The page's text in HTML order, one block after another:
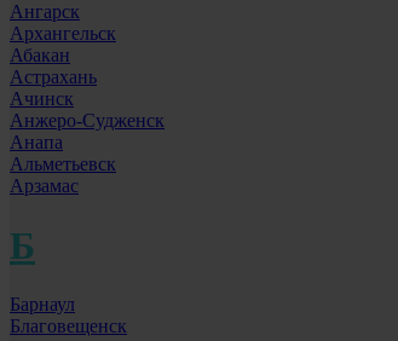
Ангарск
Архангельск
Абакан
Астрахань
Ачинск
Анжеро-Судженск
Анапа
Альметьевск
Арзамас
Б
Барнаул
Благовещенск